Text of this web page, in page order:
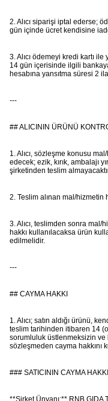
2. Alıcı siparişi iptal ederse;
gün içinde ücret kendisine
3. Alıcı ödemeyi kredi kartı
14 gün içerisinde ilgili
hesabına yansıtma süresi 2
---
## ALICININ ÜRÜNÜ
1. Alıcı, sözleşme konusu
edecek; ezik, kırık, ambalajı
şirketinden teslim
2. Teslim alınan mal/
3. Alıcı, teslimden sonra mal/
hakkı kullanılacaksa ürün
edilmelidir.
---
## CAYMA HAKKI
1. Alıcı; satın aldığı ürünü,
teslim tarihinden itibaren 14
sorumluluk üstlenmeksizin
sözleşmeden cayma hakkını
### SATICININ CAYMA
**Şirket Ünvanı:** RNB GIDA